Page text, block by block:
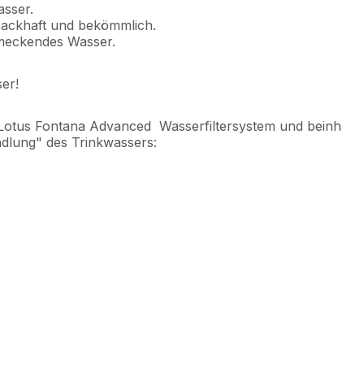
und bekömmlich.
Wasser.
Fontana Advanced Wasserfiltersystem und
des Trinkwassers: